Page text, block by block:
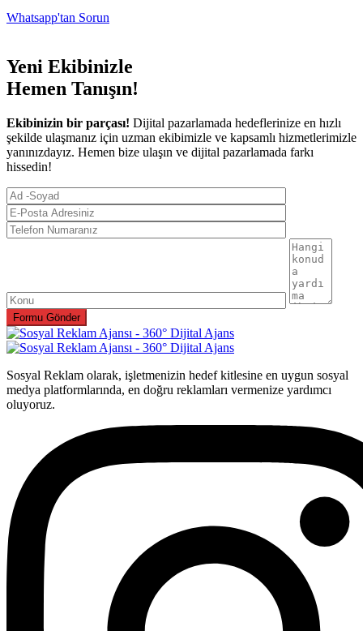
Whatsapp'tan Sorun
Yeni Ekibinizle
Hemen Tanışın!
Ekibinizin bir parçası! Dijital pazarlamada hedeflerinize en hızlı
şekilde ulaşmanız için uzman ekibimizle ve kapsamlı hizmetlerimizle
yanınızdayız. Hemen bize ulaşın ve dijital pazarlamada farkı
hissedin!
Sosyal Reklam olarak, işletmenizin hedef kitlesine en uygun sosyal
medya platformlarında, en doğru reklamları vermenize yardımcı
oluyoruz.